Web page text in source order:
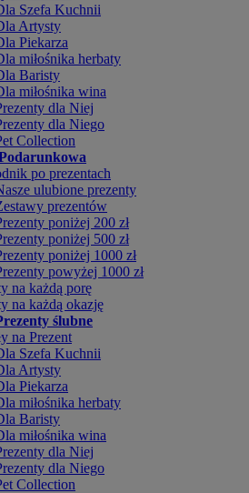
Szefa Kuchnii
Artysty
Piekarza
miłośnika herbaty
Baristy
miłośnika wina
dla Niej
dla Niego
Collection
po prezentach
ulubione prezenty
prezentów
poniżej 200 zł
poniżej 500 zł
poniżej 1000 zł
powyżej 1000 zł
na każdą porę
na każdą okazję
ślubne
na Prezent
Szefa Kuchnii
Artysty
Piekarza
miłośnika herbaty
Baristy
miłośnika wina
dla Niej
dla Niego
Collection